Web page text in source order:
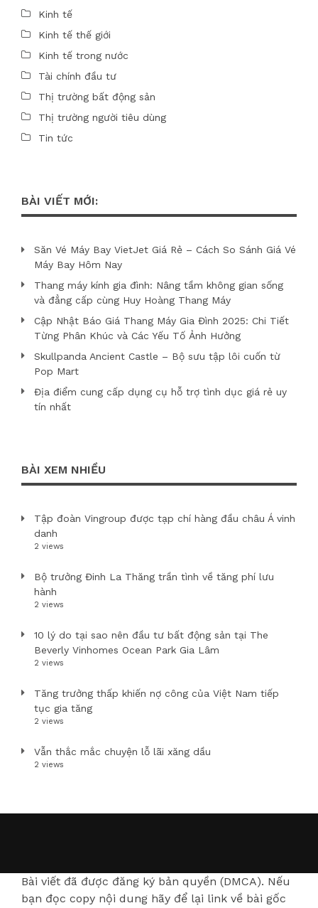
Kinh tế
Kinh tế thế giới
Kinh tế trong nước
Tài chính đầu tư
Thị trường bất động sản
Thị trường người tiêu dùng
Tin tức
BÀI VIẾT MỚI:
Săn Vé Máy Bay VietJet Giá Rẻ – Cách So Sánh Giá Vé
Máy Bay Hôm Nay
Thang máy kính gia đình: Nâng tầm không gian sống
và đẳng cấp cùng Huy Hoàng Thang Máy
Cập Nhật Báo Giá Thang Máy Gia Đình 2025: Chi Tiết
Từng Phân Khúc và Các Yếu Tố Ảnh Hưởng
Skullpanda Ancient Castle – Bộ sưu tập lôi cuốn từ
Pop Mart
Địa điểm cung cấp dụng cụ hỗ trợ tình dục giá rẻ uy
tín nhất
BÀI XEM NHIỀU
Tập đoàn Vingroup được tạp chí hàng đầu châu Á vinh
danh
2 views
Bộ trưởng Đinh La Thăng trần tình về tăng phí lưu
hành
2 views
10 lý do tại sao nên đầu tư bất động sản tại The
Beverly Vinhomes Ocean Park Gia Lâm
2 views
Tăng trưởng thấp khiến nợ công của Việt Nam tiếp
tục gia tăng
2 views
Vẫn thắc mắc chuyện lỗ lãi xăng dầu
2 views
Bài viết đã được đăng ký bản quyền (DMCA). Nếu
bạn đọc copy nội dung hãy để lại link về bài gốc